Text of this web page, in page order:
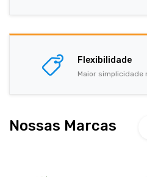
Flexibilidade
Maior simplicidade
Nossas Marcas